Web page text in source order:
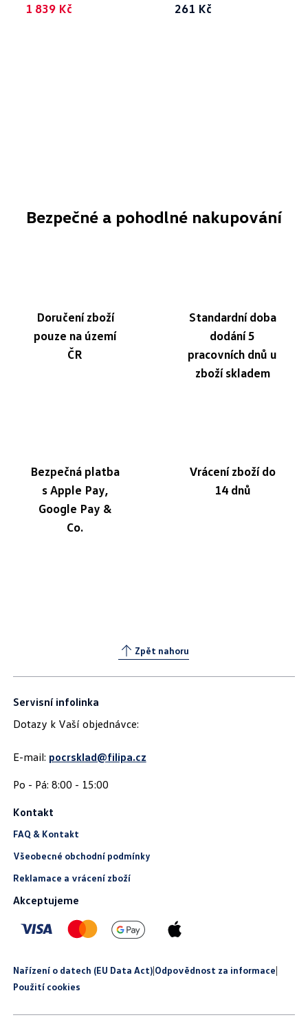
2 299 Kč
1 839 Kč 261 Kč
Bezpečné a pohodlné nakupování
Doručení zboží
pouze na území
ČR
Standardní doba
dodání 5
pracovních dnů u
zboží skladem
Bezpečná platba
s Apple Pay,
Google Pay &
Co.
Vrácení zboží do
14 dnů
Zpět nahoru
Servisní infolinka
Dotazy k Vaší objednávce:
E-mail: pocrsklad@filipa.cz
Kontakt
FAQ & Kontakt
Všeobecné obchodní podmínky
Reklamace a vrácení zboží
Akceptujeme
Nařízení o datech (EU Data Act)|Odpovědnost za informace|
Použití cookies